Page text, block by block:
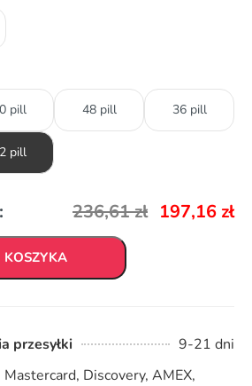
pill 48 pill 36 pill
pill
236,61zł 197,16 zł
KOSZYKA
przesyłki
9-21 dni
Mastercard, Discovery, AMEX,